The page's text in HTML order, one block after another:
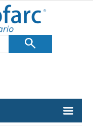
search